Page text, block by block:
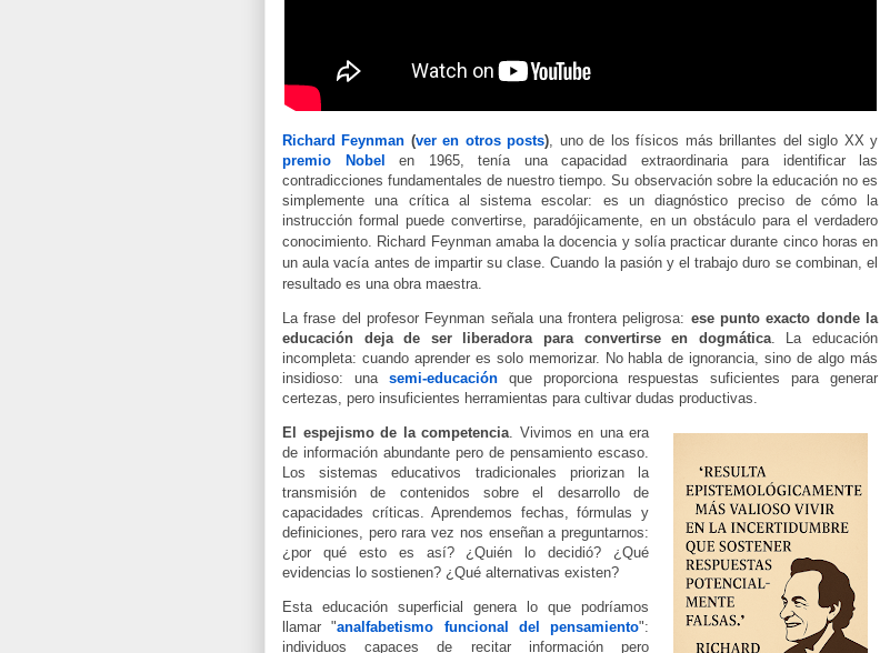
Richard Feynman (ver en otros posts), uno de los físicos más brillantes del siglo XX y
premio Nobel
en 1965, tenía una capacidad extraordinaria para identificar las
contradicciones fundamentales de nuestro tiempo. Su observación sobre la educación no es
simplemente una crítica al sistema escolar: es un diagnóstico preciso de cómo la
instrucción formal puede convertirse, paradójicamente, en un obstáculo para el verdadero
conocimiento. Richard Feynman amaba la docencia y solía practicar durante cinco horas en
un aula vacía antes de impartir su clase. Cuando la pasión y el trabajo duro se combinan, el
resultado es una obra maestra.
La frase del profesor Feynman señala una frontera peligrosa: ese punto exacto donde la
educación deja de ser liberadora para convertirse en dogmática. La educación
incompleta: cuando aprender es solo memorizar. No habla de ignorancia, sino de algo más
insidioso: una semi-educaciónque proporciona respuestas suficientes para generar
certezas, pero insuficientes herramientas para cultivar dudas productivas.
El espejismo de la competencia. Vivimos en una era
de información abundante pero de pensamiento escaso.
Los sistemas educativos tradicionales priorizan la
transmisión de contenidos sobre el desarrollo de
capacidades críticas. Aprendemos fechas, fórmulas y
definiciones, pero rara vez nos enseñan a preguntarnos:
¿por qué esto es así? ¿Quién lo decidió? ¿Qué
evidencias lo sostienen? ¿Qué alternativas existen?
Esta educación superficial genera lo que podríamos
llamar "analfabetismo funcional del pensamiento":
individuos capaces de recitar información pero